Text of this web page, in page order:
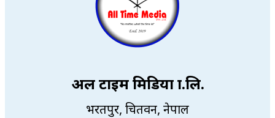
अल टाइम मिडिया प्रा.लि.
भरतपुर, चितवन, नेपाल